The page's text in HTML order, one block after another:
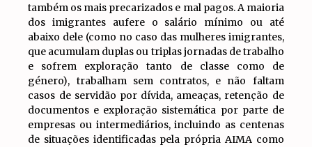
também os mais precarizados e mal pagos. A maioria
dos imigrantes aufere o salário mínimo ou até
abaixo dele (como no caso das mulheres imigrantes,
que acumulam duplas ou triplas jornadas de trabalho
e sofrem exploração tanto de classe como de
género), trabalham sem contratos, e não faltam
casos de servidão por dívida, ameaças, retenção de
documentos e exploração sistemática por parte de
empresas ou intermediários, incluindo as centenas
de situações identificadas pela própria AIMA como